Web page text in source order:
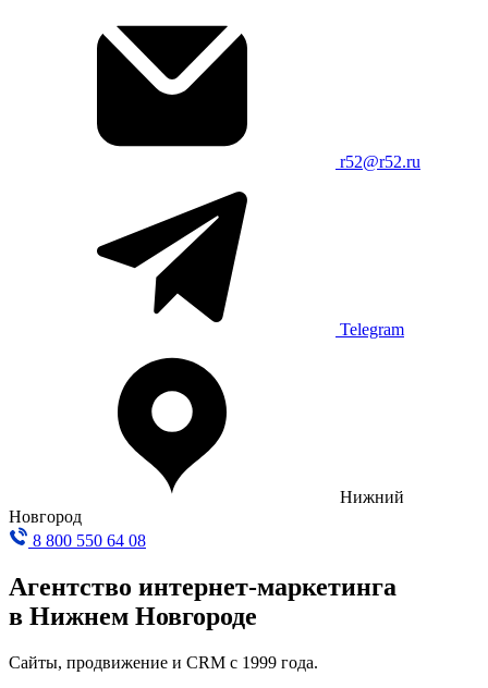
r52@r52.ru
Telegram
Нижний
Новгород
8 800 550 64 08
Агентство интернет-маркетинга
в Нижнем Новгороде
Сайты, продвижение и CRM с 1999 года.